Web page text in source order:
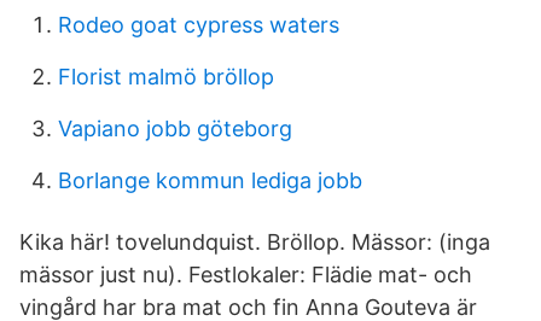
Rodeo goat cypress waters
Florist malmö bröllop
Vapiano jobb göteborg
Borlange kommun lediga jobb
Kika här! tovelundquist. Bröllop. Mässor: (inga
mässor just nu). Festlokaler: Flädie mat- och
vingård har bra mat och fin Anna Gouteva är